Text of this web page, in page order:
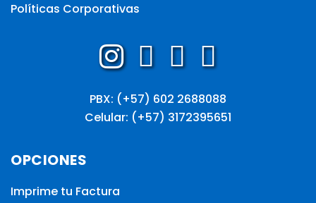
Políticas Corporativas
PBX: (+57) 602 2688088
Celular: (+57) 3172395651
OPCIONES
Imprime tu Factura